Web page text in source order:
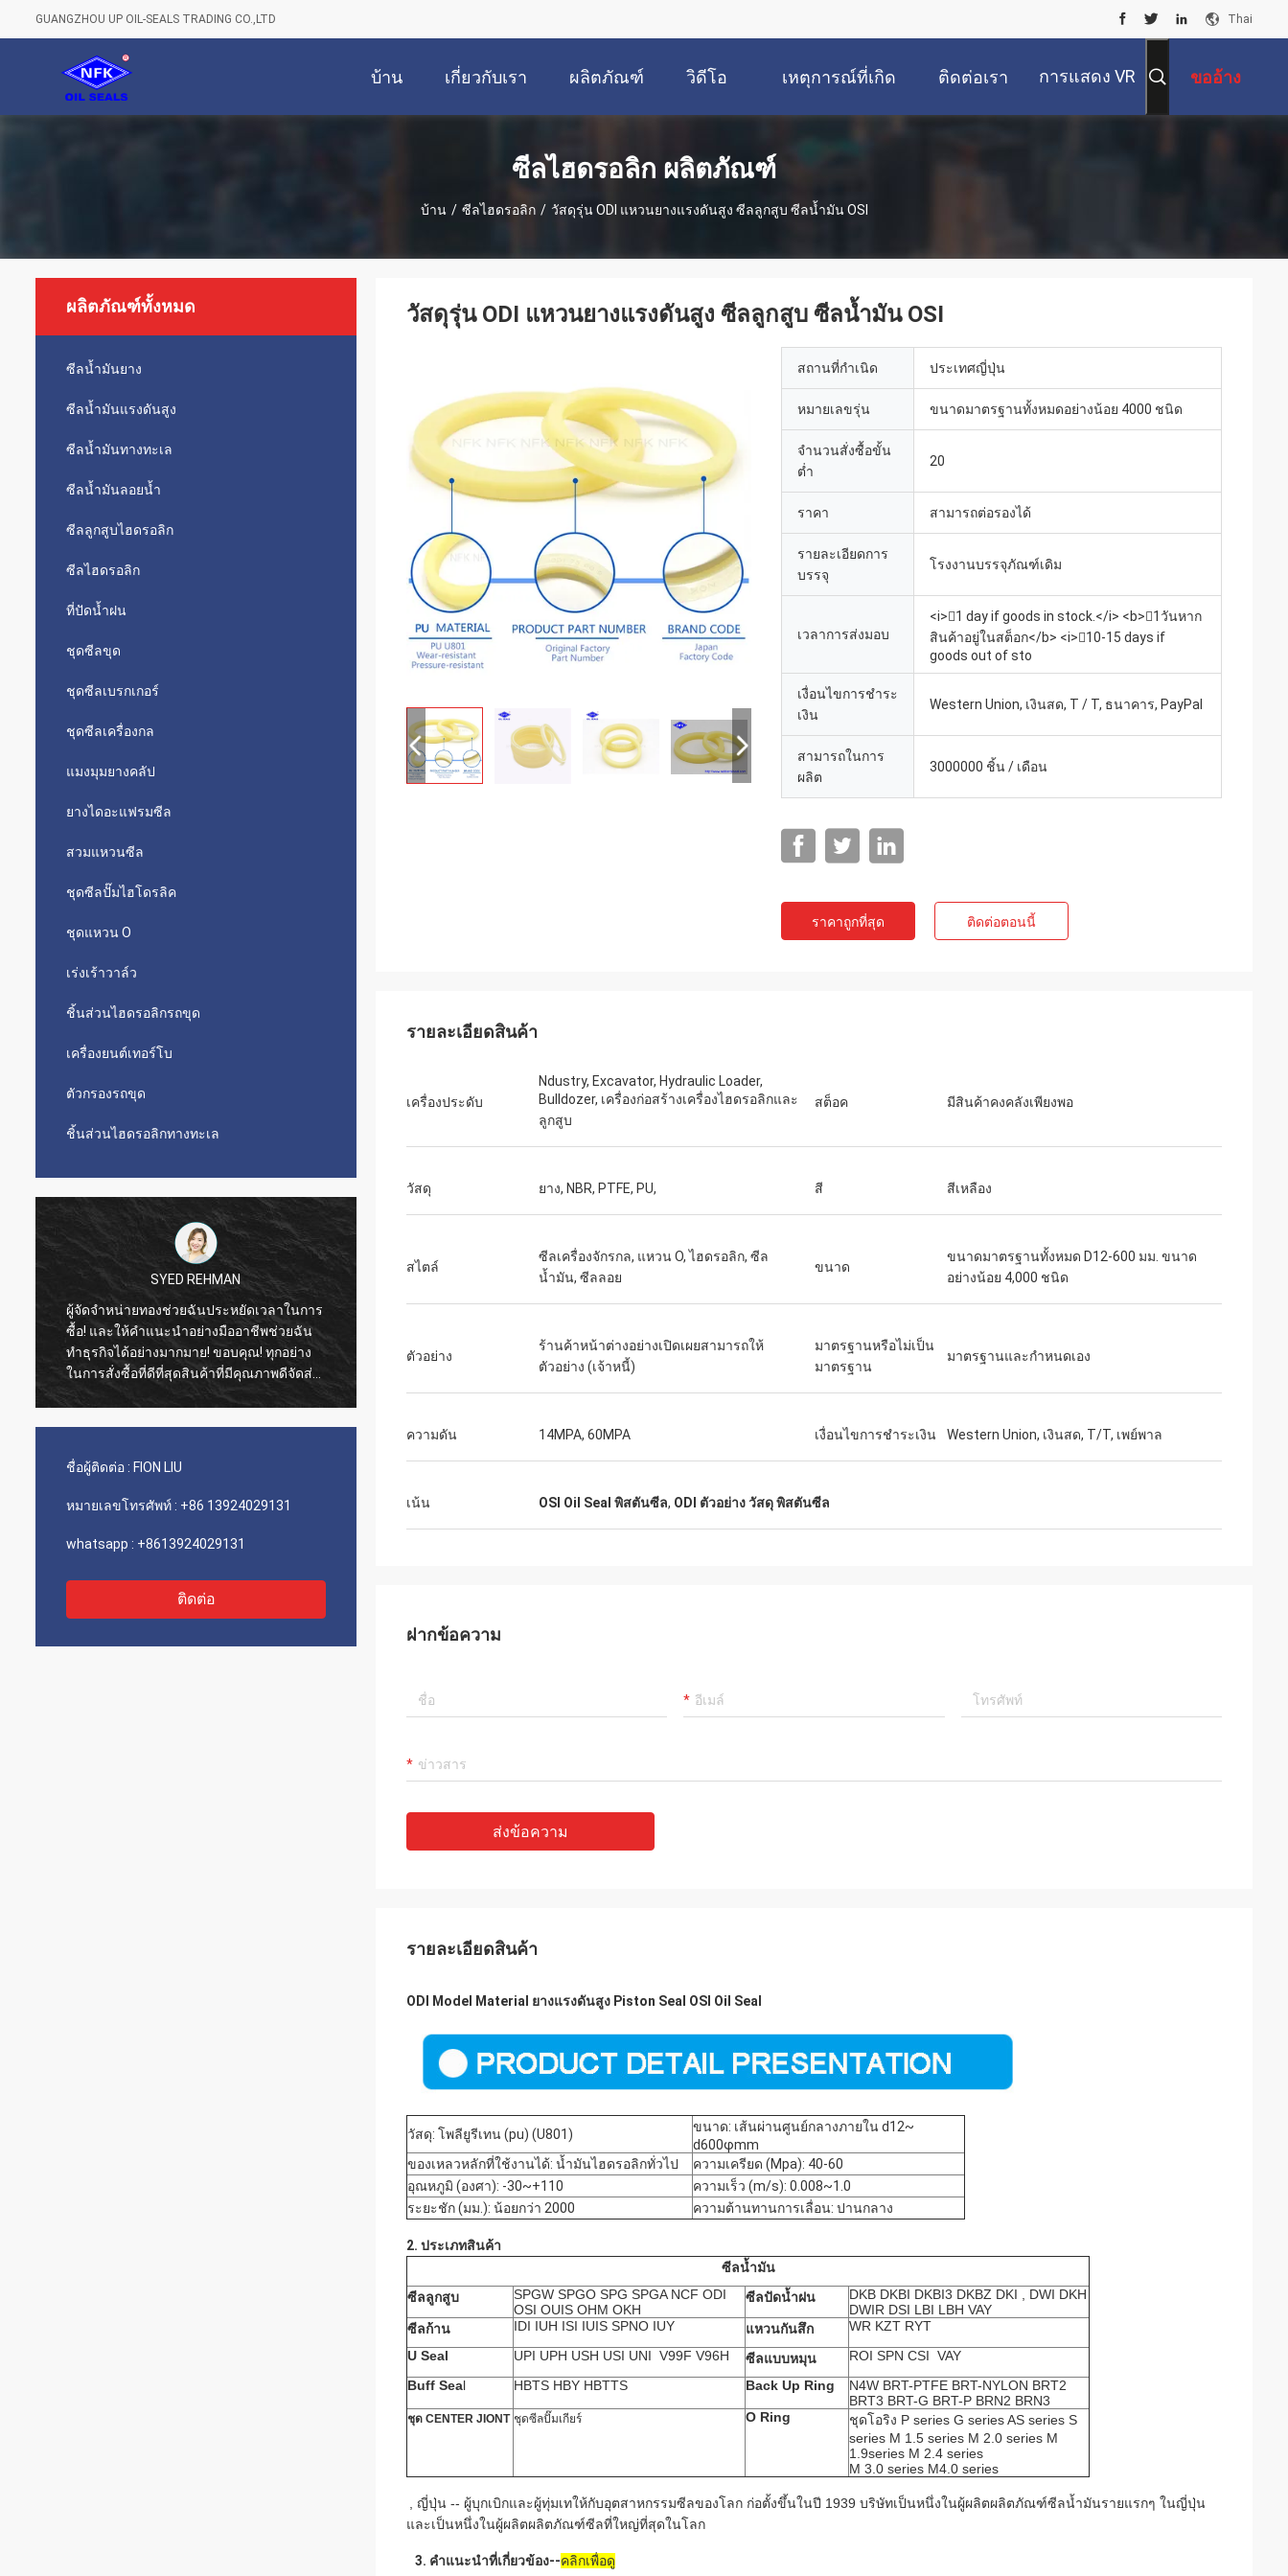
GUANGZHOU UP OIL-SEALS TRADING CO.,LTD Thai
บ้าน เกี่ยวกับเรา ผลิตภัณฑ์ วิดีโอ เหตุการณ์ที่เกิด ติดต่อเรา การแสดง VR ขออ้าง
ซีลไฮดรอลิก ผลิตภัณฑ์
บ้าน / ซีลไฮดรอลิก / วัสดุรุ่น ODI แหวนยางแรงดันสูง ซีลลูกสูบ ซีลน้ำมัน OSI
ผลิตภัณฑ์ทั้งหมด
ซีลน้ำมันยาง
ซีลน้ำมันแรงดันสูง
ซีลน้ำมันทางทะเล
ซีลน้ำมันลอยน้ำ
ซีลลูกสูบไฮดรอลิก
ซีลไฮดรอลิก
ที่ปัดน้ำฝน
ชุดซีลขุด
ชุดซีลเบรกเกอร์
ชุดซีลเครื่องกล
แมงมุมยางคลัป
ยางไดอะแฟรมซีล
สวมแหวนซีล
ชุดซีลปั๊มไฮโดรลิค
ชุดแหวน O
เร่งเร้าวาล์ว
ชิ้นส่วนไฮดรอลิกรถขุด
เครื่องยนต์เทอร์โบ
ตัวกรองรถขุด
ชิ้นส่วนไฮดรอลิกทางทะเล
SYED REHMAN
ผู้จัดจำหน่ายทองช่วยฉันประหยัดเวลาในการ
ทำธุรกิจได้อย่างมากมาย! ขอบคุณ! ทุกอย่าง
ในการสั่งซื้อที่ดีที่สุดสินค้าที่มีคุณภาพดีจัดส่ง
ที่รวดเร็วและการบริการที่ดีมากฉันแนะนำให้
เพิ่มเติม
Mutakilwa Wilson แอฟริกา
ลูกค้าเก่าสิ่งต่าง ๆ ยังคงเหมือนเดิมผลิตภัณฑ์
ต้นทุนที่โดดเด่น การจัดส่งที่รวดเร็วและ
servic ที่ดีมากฉันแนะนำ Deserves 5 ดาว!
มืออาชีพสินค้ามีคุณภาพดีเราจะมีความร่วม
ชื่อผู้ติดต่อ : FION LIU
หมายเลขโทรศัพท์ : +86 13924029131
whatsapp : +8613924029131
ติดต่อ
วัสดุรุ่น ODI แหวนยางแรงดันสูง ซีลลูกสูบ ซีลน้ำมัน OSI
สถานที่กำเนิด ประเทศญี่ปุ่น
หมายเลขรุ่น ขนาดมาตรฐานทั้งหมดอย่างน้อย 4000 ชนิด
จำนวนสั่งซื้อขั้น
ต่ำ
20
ราคา สามารถต่อรองได้
รายละเอียดการ
บรรจุ
โรงงานบรรจุภัณฑ์เดิม
เวลาการส่งมอบ
<i>1 day if goods in stock.</i> <b>1วันหาก
สินค้าอยู่ในสต็อก</b> <i>10-15 days if
goods out of sto
เงื่อนไขการชำระ
เงิน
Western Union, เงินสด, T / T, ธนาคาร, PayPal
สามารถในการ
ผลิต
3000000 ชิ้น / เดือน
ราคาถูกที่สุด ติดต่อตอนนี้
รายละเอียดสินค้า
เครื่องประดับ
Ndustry, Excavator, Hydraulic Loader,
Bulldozer, เครื่องก่อสร้างเครื่องไฮดรอลิกและ
ลูกสูบ
สต็อค มีสินค้าคงคลังเพียงพอ
วัสดุ ยาง, NBR, PTFE, PU, สี สีเหลือง
สไตล์
ซีลเครื่องจักรกล, แหวน O, ไฮดรอลิก, ซีล
น้ำมัน, ซีลลอย
ขนาด
ขนาดมาตรฐานทั้งหมด D12-600 มม. ขนาด
อย่างน้อย 4,000 ชนิด
ตัวอย่าง
ร้านค้าหน้าต่างอย่างเปิดเผยสามารถให้
ตัวอย่าง (เจ้าหนี้)
มาตรฐานหรือไม่เป็น
มาตรฐาน
มาตรฐานและกำหนดเอง
ความดัน 14MPA, 60MPA เงื่อนไขการชำระเงิน Western Union, เงินสด, T/T, เพย์พาล
เน้น OSI Oil Seal พิสตันซีล, ODI ตัวอย่าง วัสดุ พิสตันซีล
ฝากข้อความ
ส่งข้อความ
รายละเอียดสินค้า
ODI Model Material ยางแรงดันสูง Piston Seal OSI Oil Seal
วัสดุ: โพลียูรีเทน (pu) (U801) ​
ขนาด: เส้นผ่านศูนย์กลางภายใน d12~
d600φmm
ของเหลวหลักที่ใช้งานได้: น้ำมันไฮดรอลิกทั่วไป
ความเครียด (Mpa): 40-60
อุณหภูมิ (องศา): -30~+110
ความเร็ว (m/s): 0.008~1.0
ระยะชัก (มม.): น้อยกว่า 2000
ความต้านทานการเลื่อน: ปานกลาง
2. ประเภทสินค้า
ซีลน้ำมัน
ซีลลูกสูบ
SPGW SPGO SPG SPGA NCF ODI
OSI OUIS OHM OKH
ซีลปัดน้ำฝน
DKB DKBI DKBI3 DKBZ DKI , DWI DKH
DWIR DSI LBI LBH VAY
ซีลก้าน
IDI IUH ISI IUIS SPNO IUY แหวนกันสึก
WR KZT RYT
U Seal
UPI UPH USH USI UNI V99F V96H ซีลแบบหมุน
ROI SPN CSI VAY
Buff Seal HBTS HBY HBTTS Back Up Ring N4W BRT-PTFE BRT-NYLON BRT2
BRT3 BRT-G BRT-P BRN2 BRN3
ชุด CENTER JIONT ชุดซีลปั๊มเกียร์ O Ring
ชุดโอริง P series G series AS series S
series M 1.5 series M 2.0 series M
1.9series M 2.4 series
M 3.0 series M4.0 series
, ญี่ปุ่น -- ผู้บุกเบิกและผู้ทุ่มเทให้กับอุตสาหกรรมซีลของโลก ก่อตั้งขึ้นในปี 1939 บริษัทเป็นหนึ่งในผู้ผลิตผลิตภัณฑ์ซีลน้ำมันรายแรกๆ ในญี่ปุ่น
และเป็นหนึ่งในผู้ผลิตผลิตภัณฑ์ซีลที่ใหญ่ที่สุดในโลก
3. คำแนะนำที่เกี่ยวข้อง--คลิกเพื่อดู